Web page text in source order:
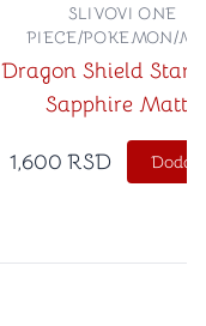
Dragon Shield
Sapphire Matte
SLIVOVI ONE
PIECE/POKEMON/
1,600 RSD